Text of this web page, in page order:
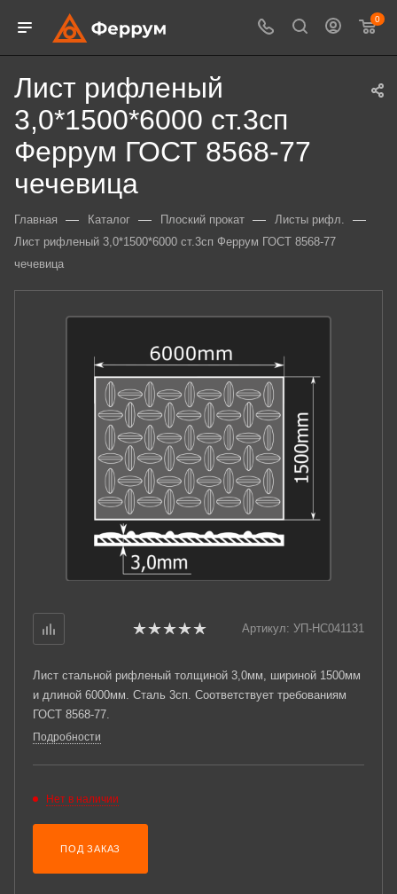
0
Лист рифленый
3,0*1500*6000 ст.3сп
Феррум ГОСТ 8568-77
чечевица
Главная — Каталог — Плоский прокат — Листы рифл. —
Лист рифленый 3,0*1500*6000 ст.3сп Феррум ГОСТ 8568-77
чечевица
Артикул: УП-НС041131
Лист стальной рифленый толщиной 3,0мм, шириной 1500мм
и длиной 6000мм. Сталь 3сп. Соответствует требованиям
ГОСТ 8568-77.
Подробности
Нет в наличии
ПОД ЗАКАЗ